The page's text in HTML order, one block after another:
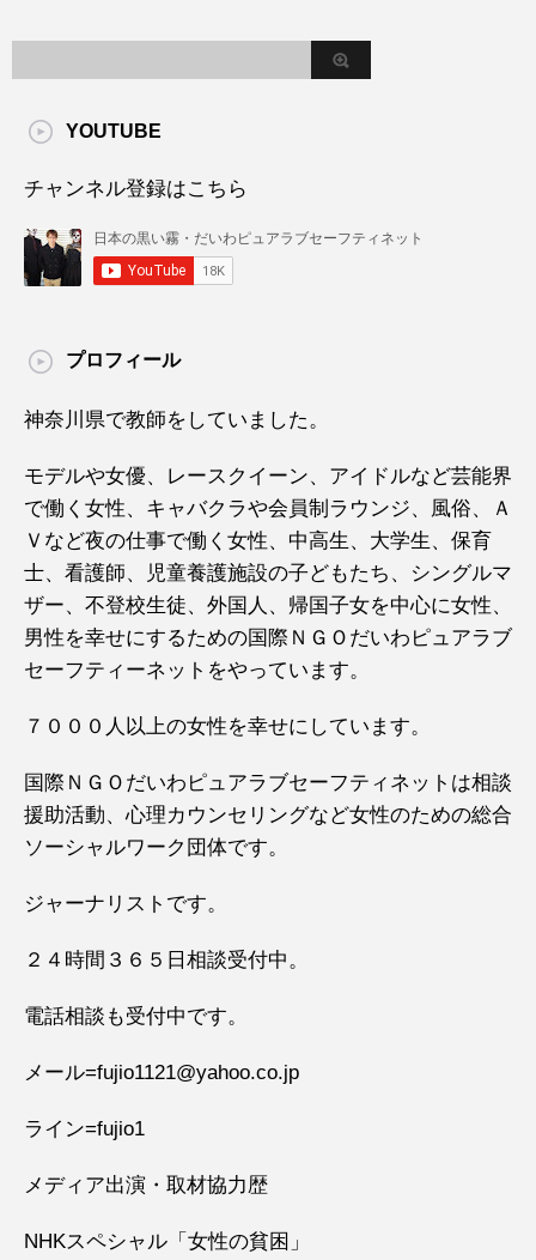
YOUTUBE
チャンネル登録はこちら
プロフィール
神奈川県で教師をしていました。
モデルや女優、レースクイーン、アイドルなど芸能界
で働く女性、キャバクラや会員制ラウンジ、風俗、Ａ
Ｖなど夜の仕事で働く女性、中高生、大学生、保育
士、看護師、児童養護施設の子どもたち、シングルマ
ザー、不登校生徒、外国人、帰国子女を中心に女性、
男性を幸せにするための国際ＮＧＯだいわピュアラブ
セーフティーネットをやっています。
７０００人以上の女性を幸せにしています。
国際ＮＧＯだいわピュアラブセーフティネットは相談
援助活動、心理カウンセリングなど女性のための総合
ソーシャルワーク団体です。
ジャーナリストです。
２４時間３６５日相談受付中。
電話相談も受付中です。
メール=fujio1121@yahoo.co.jp
ライン=fujio1
メディア出演・取材協力歴
NHKスペシャル「女性の貧困」